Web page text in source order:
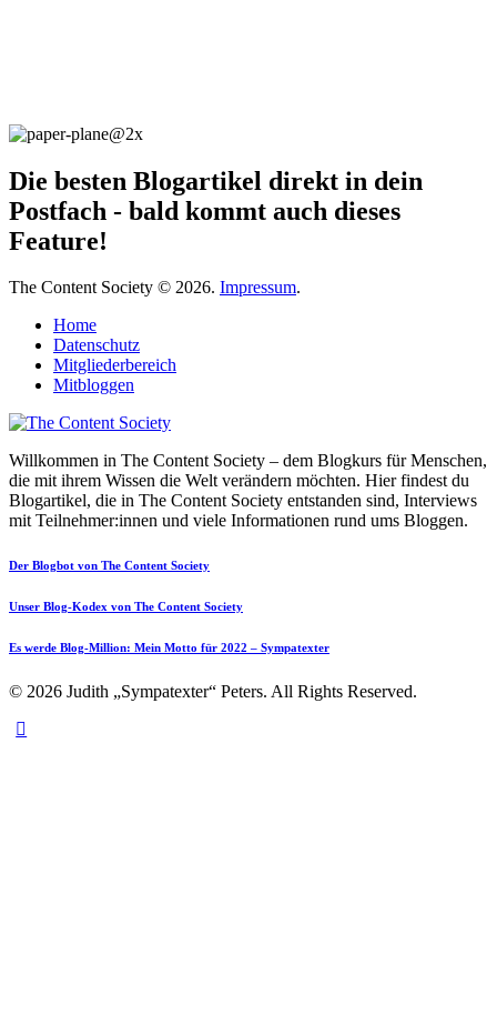
Die besten Blogartikel direkt in dein
Postfach - bald kommt auch dieses
Feature!
The Content Society © 2026. Impressum.
Home
Datenschutz
Mitgliederbereich
Mitbloggen
Willkommen in The Content Society – dem Blogkurs für Menschen,
die mit ihrem Wissen die Welt verändern möchten. Hier findest du
Blogartikel, die in The Content Society entstanden sind, Interviews
mit Teilnehmer:innen und viele Informationen rund ums Bloggen.
Der Blogbot von The Content Society
Unser Blog-Kodex von The Content Society
Es werde Blog-Million: Mein Motto für 2022 – Sympatexter
© 2026 Judith „Sympatexter“ Peters. All Rights Reserved.